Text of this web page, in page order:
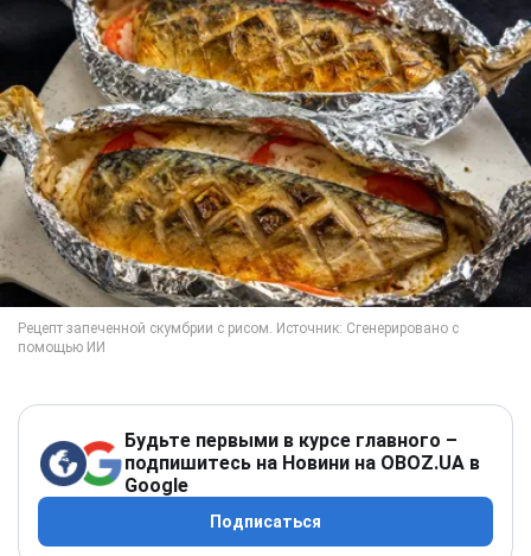
Будьте первыми в курсе главного –
подпишитесь на Новини на OBOZ.UA в
Google
Подписаться